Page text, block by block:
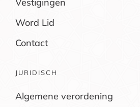
Word Lid
Contact
JURIDISCH
Algemene verordening